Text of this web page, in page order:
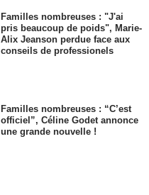
Familles nombreuses : "J'ai
pris beaucoup de poids", Marie-
Alix Jeanson perdue face aux
conseils de professionels
Familles nombreuses : “C’est
officiel”, Céline Godet annonce
une grande nouvelle !